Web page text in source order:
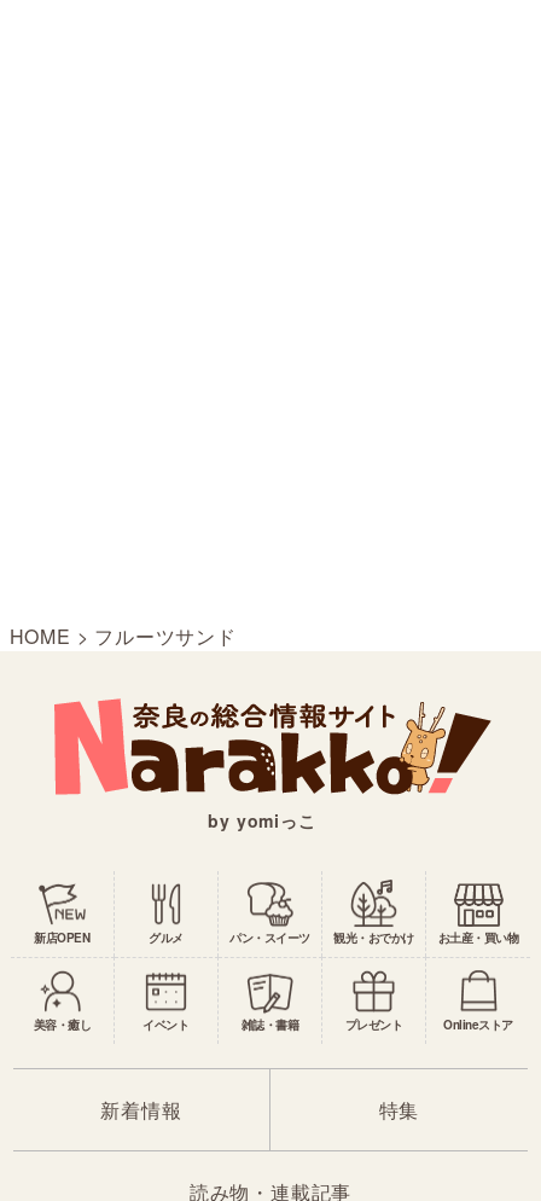
HOME > フルーツサンド
by yomiっこ
新店OPEN グルメ パン・スイーツ 観光・おでかけ お土産・買い物
美容・癒し イベント 雑誌・書籍 プレゼント Onlineストア
新着情報 特集
読み物・連載記事